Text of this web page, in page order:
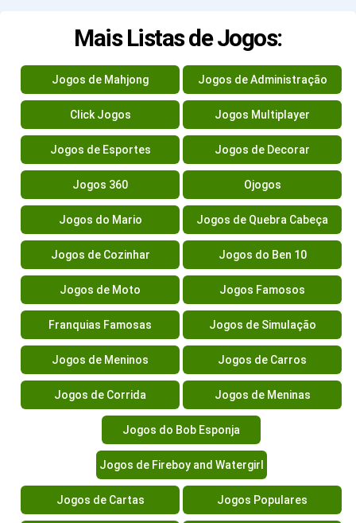
Mais Listas de Jogos:
Jogos de Mahjong Jogos de Administração
Click Jogos Jogos Multiplayer
Jogos de Esportes Jogos de Decorar
Jogos 360 Ojogos
Jogos do Mario Jogos de Quebra Cabeça
Jogos de Cozinhar Jogos do Ben 10
Jogos de Moto Jogos Famosos
Franquias Famosas Jogos de Simulação
Jogos de Meninos Jogos de Carros
Jogos de Corrida Jogos de Meninas
Jogos do Bob Esponja
Jogos de Fireboy and Watergirl
Jogos de Cartas Jogos Populares